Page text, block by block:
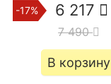
-17% 6 217
7 490
В корзину